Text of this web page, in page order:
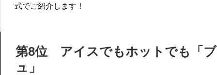
式でご紹介します！
第8位 アイスでもホットでも「
ュ」